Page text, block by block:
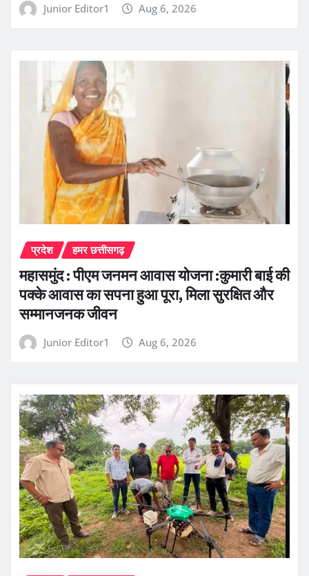
Junior Editor1 Aug 6, 2026
प्रदेश हमर छत्तीसगढ़
महासमुंद : पीएम जनमन आवास योजना :कुमारी बाई की
पक्के आवास का सपना हुआ पूरा, मिला सुरक्षित और
सम्मानजनक जीवन
Junior Editor1 Aug 6, 2026